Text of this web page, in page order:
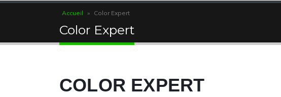
Accueil » Color Expert
Color Expert
COLOR EXPERT